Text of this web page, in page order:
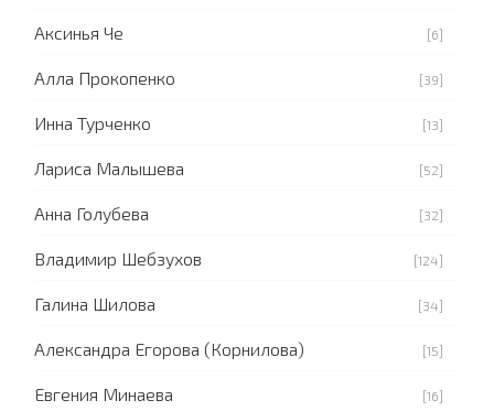
Аксинья Че [6]
Алла Прокопенко [39]
Инна Турченко [13]
Лариса Малышева [52]
Анна Голубева [32]
Владимир Шебзухов [124]
Галина Шилова [34]
Александра Егорова (Корнилова) [15]
Евгения Минаева [16]